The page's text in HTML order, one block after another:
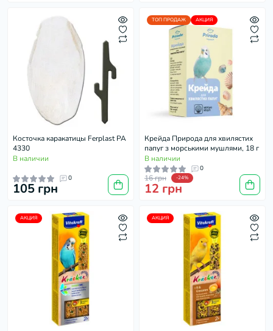
Косточка каракатицы Ferplast PA
4330
В наличии
0
105 грн
ТОП ПРОДАЖ АКЦИЯ
Крейда Природа для хвилястих
папуг з морськими мушлями, 18 г
В наличии
0
16 грн -24%
12 грн
АКЦИЯ АКЦИЯ